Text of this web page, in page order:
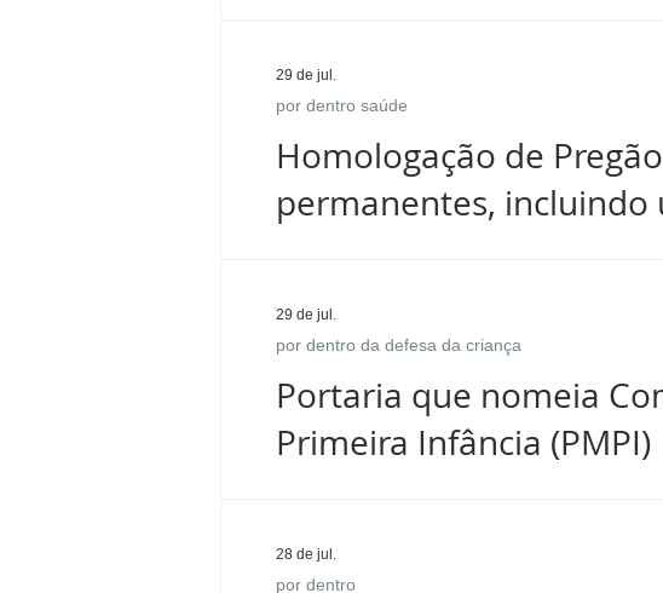
Homologação de
permanentes, incluindo
por dentro saúde
29 de jul.
Portaria que nomeia
Primeira Infância (PMPI)
por dentro da defesa da criança
29 de jul.
por dentro
28 de jul.